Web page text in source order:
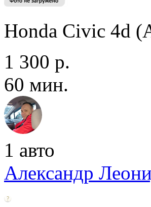
Honda Civic 4d
1 300 р.
60 мин.
1 авто
Александр